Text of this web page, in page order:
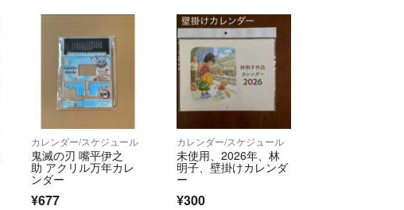
カレンダー/スケジュール
鬼滅の刃 嘴平伊之
助 アクリル万年カレ
ンダー
¥677
カレンダー/スケジュール
未使用、2026年、林
明子、壁掛けカレンダ
ー
¥300